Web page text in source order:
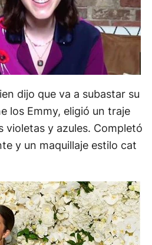
dijo que va a subastar su
los Emmy, eligió un traje
violetas y azules. Completó
y un maquillaje estilo cat